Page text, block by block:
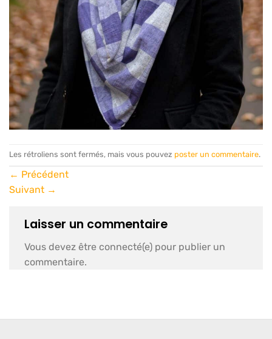
Les rétroliens sont fermés, mais vous pouvez poster un commentaire.
← Précédent
Suivant →
Laisser un commentaire
Vous devez être connecté(e) pour publier un
commentaire.